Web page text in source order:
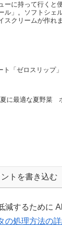
ーに持って行くと
ル」。ソフトシェ
スクリームが作れ
ト「ゼロスリップ
に最適な夏野菜
ントを書き込む
減するために
の処理方法の